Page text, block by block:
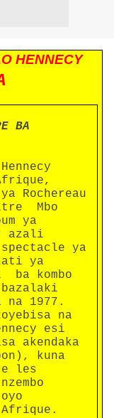
HENNECY
BA
Rochereau
Mbo
ya
azali
ya
ya
ba kombo
1977.
na
esi
akendaka
kuna
les